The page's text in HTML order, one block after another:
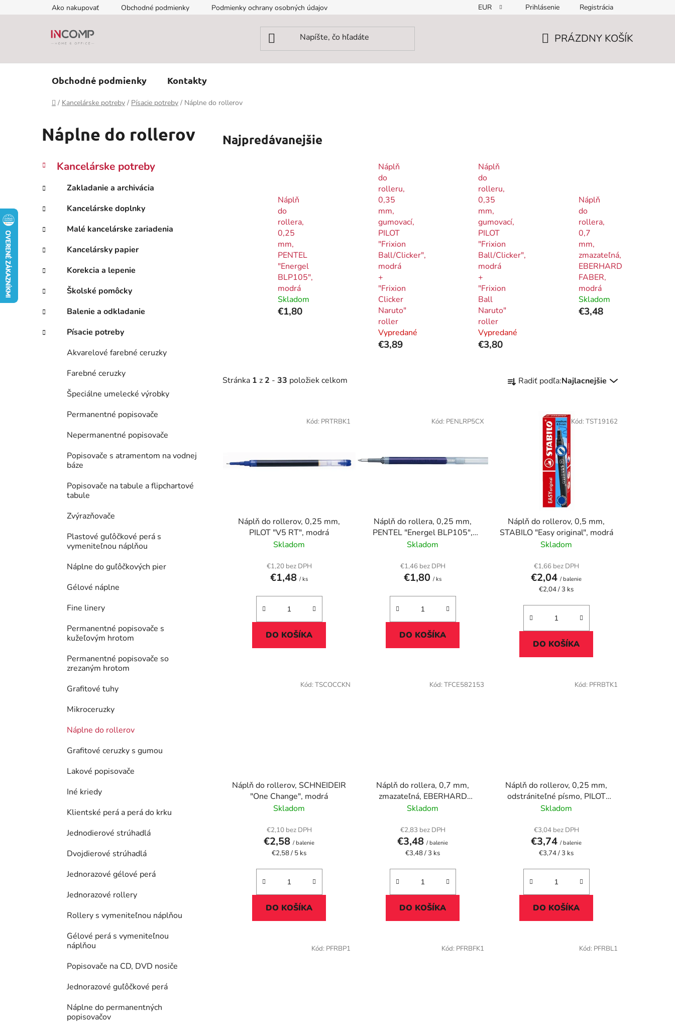
na
Ako nakupovať Obchodné podmienky Podmienky ochrany osobných údajov EUR Prihlásenie Registrácia
PRÁZDNY KOŠÍK
Obchodné podmienky Kontakty
Domov
/ Kancelárske potreby / Písacie potreby / Náplne do rollerov
Náplne do rollerov
B
č
ý
p
n
e
l
Preskočiť
kategórie
K
a
e
g
ó
r
e
Kancelárske potreby
Zakladanie a archivácia
Kancelárske doplnky
Malé kancelárske zariadenia
Kancelársky papier
Korekcia a lepenie
Školské pomôcky
Balenie a odkladanie
Písacie potreby
Akvarelové farebné ceruzky
Farebné ceruzky
Špeciálne umelecké výrobky
Permanentné popisovače
Nepermanentné popisovače
Popisovače s atramentom na vodnej
báze
Popisovače na tabule a flipchartové
tabule
Zvýrazňovače
Plastové guľôčkové perá s
vymeniteľnou náplňou
Náplne do guľôčkových pier
Gélové náplne
Fine linery
Permanentné popisovače s
kužeľovým hrotom
Permanentné popisovače so
zrezaným hrotom
Grafitové tuhy
Mikroceruzky
Náplne do rollerov
Grafitové ceruzky s gumou
Lakové popisovače
Iné kriedy
Klientské perá a perá do krku
Jednodierové strúhadlá
Dvojdierové strúhadlá
Jednorazové gélové perá
Jednorazové rollery
Rollery s vymeniteľnou náplňou
Gélové perá s vymeniteľnou
náplňou
Popisovače na CD, DVD nosiče
Jednorazové guľôčkové perá
Náplne do permanentných
popisovačov
Najpredávanejšie
Náplň
do
rollera,
0,25
mm,
PENTEL
"Energel
BLP105",
modrá
Skladom
€1,80
Náplň
do
rolleru,
0,35
mm,
gumovací,
PILOT
"Frixion
Ball/Clicker",
modrá
+
"Frixion
Clicker
Naruto"
roller
Vypredané
€3,89
Náplň
do
rolleru,
0,35
mm,
gumovací,
PILOT
"Frixion
Ball/Clicker",
modrá
+
"Frixion
Ball
Naruto"
roller
Vypredané
€3,80
Náplň
do
rollera,
0,7
mm,
zmazateľná,
EBERHARD
FABER,
modrá
Skladom
€3,48
Stránka 1 z 2 - 33 položiek celkom
a
u
k
Radiť podľa:Najlacnejšie
s
Náplň do rollerov, 0,25 mm,
PILOT "V5 RT", modrá
Skladom
€1,20 bez DPH
€1,48/ ks
DO KOŠÍKA
Kód: PRTRBK1
Náplň do rollera, 0,25 mm,
PENTEL "Energel BLP105",
modrá
Skladom
€1,46 bez DPH
€1,80/ ks
DO KOŠÍKA
Kód: PENLRP5CX
Náplň do rollerov, 0,5 mm,
STABILO "Easy original", modrá
Skladom
€1,66 bez DPH
€2,04/ balenie
Jednotková
€2,04 / 3 ks
DO KOŠÍKA
Kód: TST19162
Náplň do rollerov, SCHNEIDEIR
"One Change", modrá
Skladom
€2,10 bez DPH
€2,58/ balenie
Jednotková
€2,58 / 5 ks
DO KOŠÍKA
Kód: TSCOCCKN
Náplň do rollera, 0,7 mm,
zmazateľná, EBERHARD
FABER, modrá
Skladom
€2,83 bez DPH
€3,48/ balenie
Jednotková
€3,48 / 3 ks
DO KOŠÍKA
Kód: TFCE582153
Náplň do rollerov, 0,25 mm,
odstrániteľné písmo, PILOT
"Frixion Ball/Clicker" 05,
Skladom
€3,04 bez DPH
€3,74/ balenie
Jednotková
€3,74 / 3 ks
DO KOŠÍKA
Kód: PFRBTK1
Kód: PFRBP1 Kód: PFRBFK1 Kód: PFRBL1